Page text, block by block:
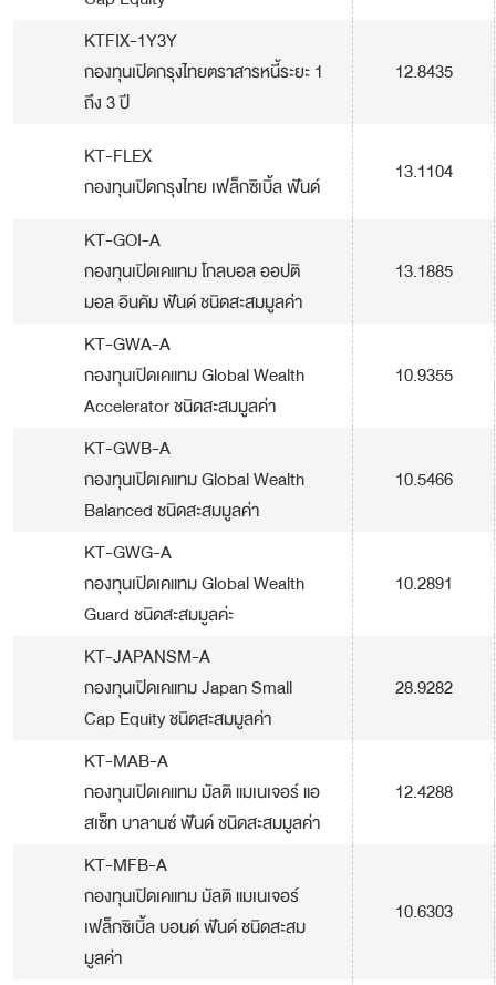
KTFIX-1Y3Y
กองทุนเปิดกรุงไทยตราสารหนี้ระยะ 1
ถึง 3 ปี
12.8435
KT-FLEX
กองทุนเปิดกรุงไทย เฟล็กซิเบิ้ล ฟันด์
13.1104
KT-GOI-A
กองทุนเปิดเคแทม โกลบอล ออปติ
มอล อินคัม ฟันด์ ชนิดสะสมมูลค่า
13.1885
KT-GWA-A
กองทุนเปิดเคแทม Global Wealth
Accelerator ชนิดสะสมมูลค่า
10.9355
KT-GWB-A
กองทุนเปิดเคแทม Global Wealth
Balanced ชนิดสะสมมูลค่า
10.5466
KT-GWG-A
กองทุนเปิดเคแทม Global Wealth
Guard ชนิดสะสมมูลค่ะ
10.2891
KT-JAPANSM-A
กองทุนเปิดเคแทม Japan Small
Cap Equity ชนิดสะสมมูลค่า
28.9282
KT-MAB-A
กองทุนเปิดเคแทม มัลติ แมเนเจอร์ แอ
สเซ็ท บาลานซ์ ฟันด์ ชนิดสะสมมูลค่า
12.4288
KT-MFB-A
กองทุนเปิดเคแทม มัลติ แมเนเจอร์
เฟล็กซิเบิ้ล บอนด์ ฟันด์ ชนิดสะสม
มูลค่า
10.6303